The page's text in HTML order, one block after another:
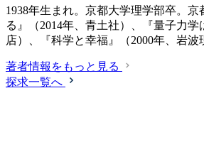
1938年生まれ。京都大学理学部卒。
る』（2014年、青土社）、『量子力
店）、『科学と幸福』（2000年、岩
著者情報をもっと見る
探求一覧へ